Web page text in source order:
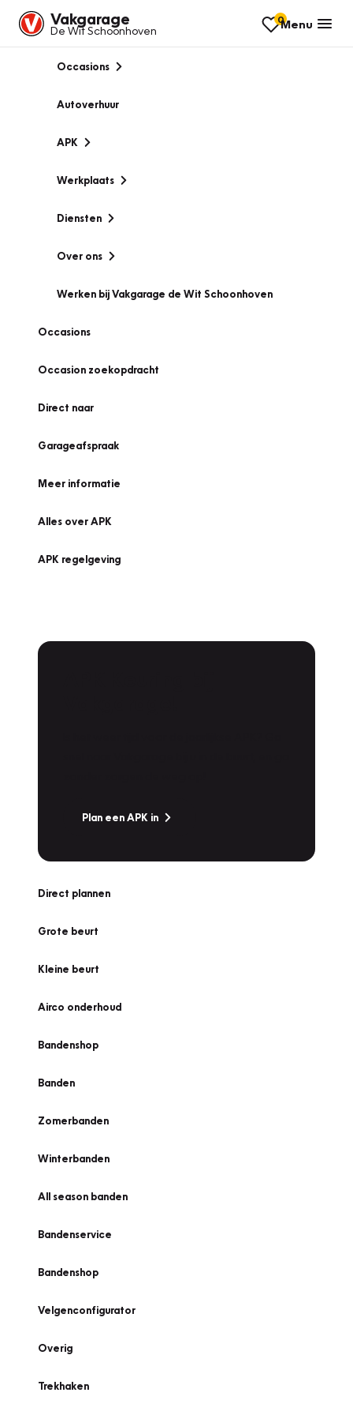
Vakgarage
De Wit Schoonhoven
0Menu
Occasions
Autoverhuur
APK
Werkplaats
Diensten
Over ons
Werken bij Vakgarage de Wit Schoonhoven
Occasions
Occasion zoekopdracht
Direct naar
Garageafspraak
Meer informatie
Alles over APK
APK regelgeving
Plan een APK in
Direct plannen
Grote beurt
Kleine beurt
Airco onderhoud
Bandenshop
Banden
Zomerbanden
Winterbanden
All season banden
Bandenservice
Bandenshop
Velgenconfigurator
Overig
Trekhaken